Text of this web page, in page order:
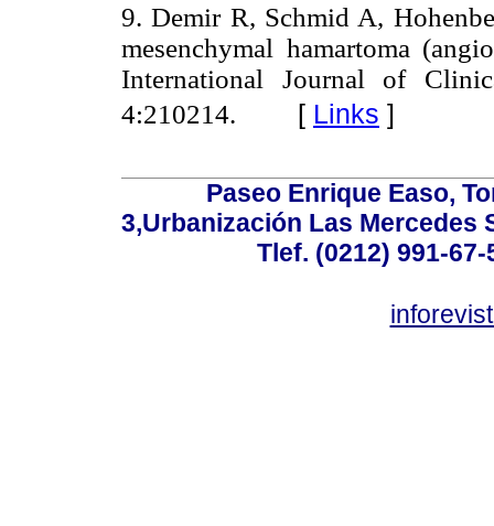
9. Demir R, Schmid A,
mesenchymal hamartoma
International Journal of
4:210214. [ Links ]
Paseo Enrique Easo,
3,Urbanización Las Mercedes
Tlef. (0212) 991-